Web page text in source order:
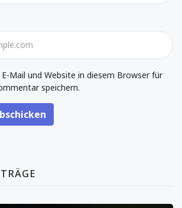
Mail und Website in diesem Browser für
speichern.